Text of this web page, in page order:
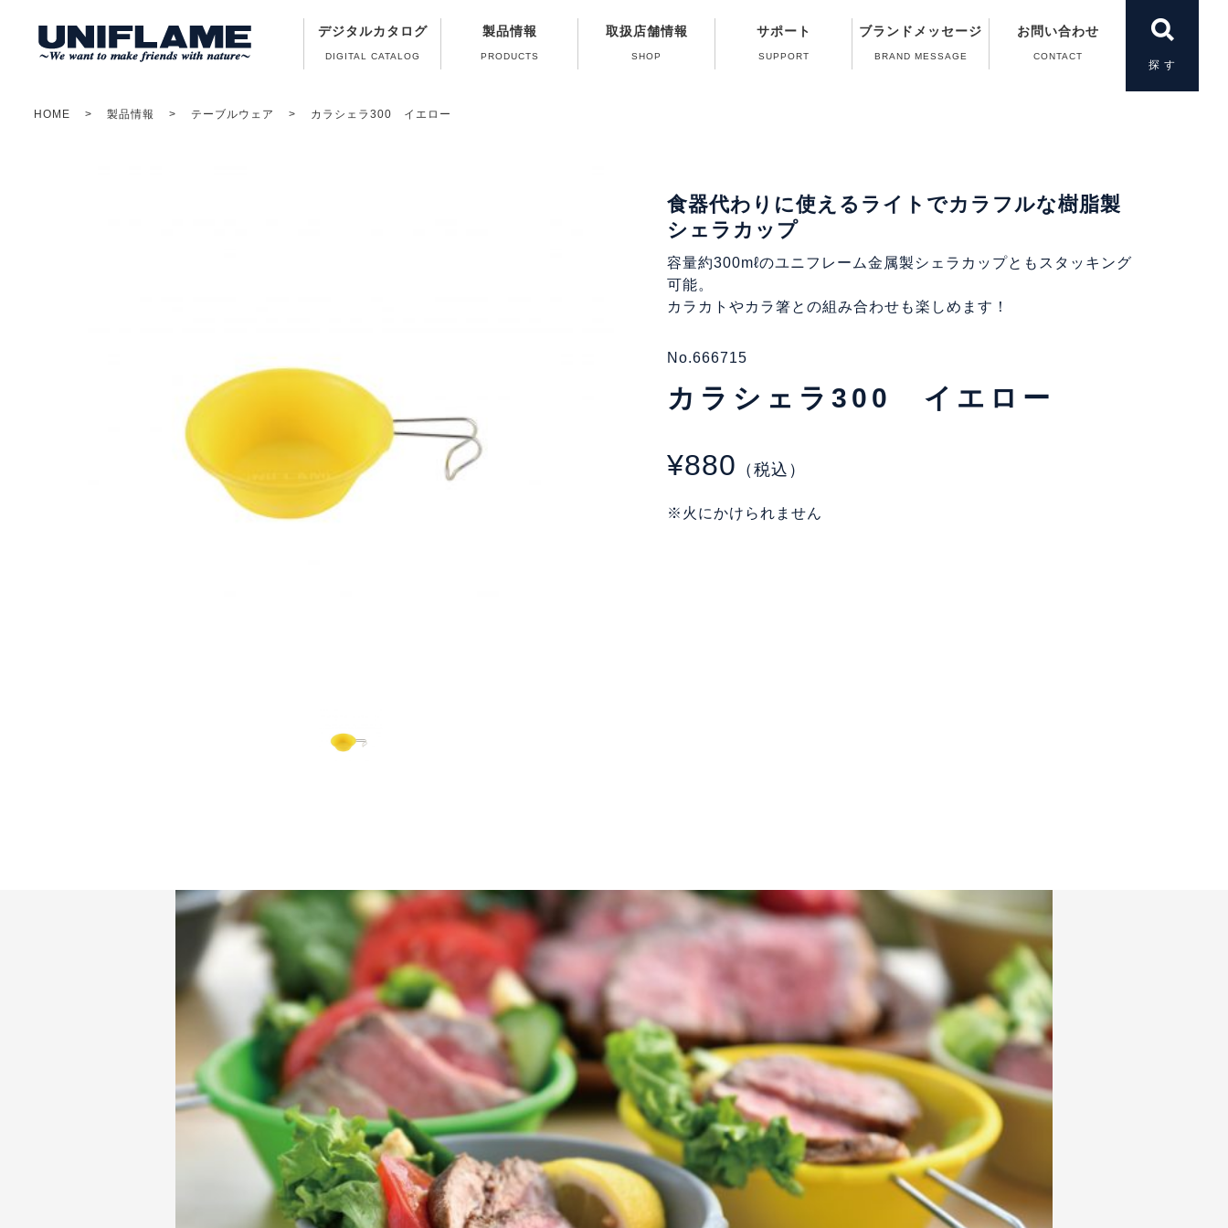
デジタルカタログ
DIGITAL CATALOG
製品情報
PRODUCTS
取扱店舗情報
SHOP
サポート
SUPPORT
ブランドメッセージ
BRAND MESSAGE
お問い合わせ
CONTACT
HOME 製品情報 テーブルウェア カラシェラ300 イエロー
食器代わりに使えるライトでカラフルな樹脂製
シェラカップ
容量約300mℓのユニフレーム金属製シェラカップともスタッキング
可能。
カラカトやカラ箸との組み合わせも楽しめます！
No.666715
カラシェラ300 イエロー
¥880 （税込）
※火にかけられません